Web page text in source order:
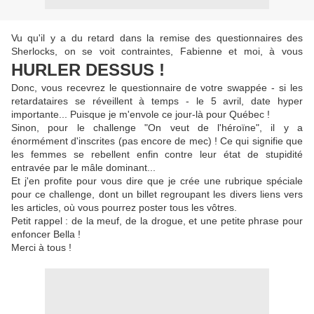
Vu qu'il y a du retard dans la remise des questionnaires des
Sherlocks, on se voit contraintes, Fabienne et moi, à vous
HURLER DESSUS !
Donc, vous recevrez le questionnaire de votre swappée - si les
retardataires se réveillent à temps - le 5 avril, date hyper
importante... Puisque je m'envole ce jour-là pour Québec !
Sinon, pour le challenge "On veut de l'héroïne", il y a
énormément d'inscrites (pas encore de mec) ! Ce qui signifie que
les femmes se rebellent enfin contre leur état de stupidité
entravée par le mâle dominant...
Et j'en profite pour vous dire que je crée une rubrique spéciale
pour ce challenge, dont un billet regroupant les divers liens vers
les articles, où vous pourrez poster tous les vôtres.
Petit rappel : de la meuf, de la drogue, et une petite phrase pour
enfoncer Bella !
Merci à tous !